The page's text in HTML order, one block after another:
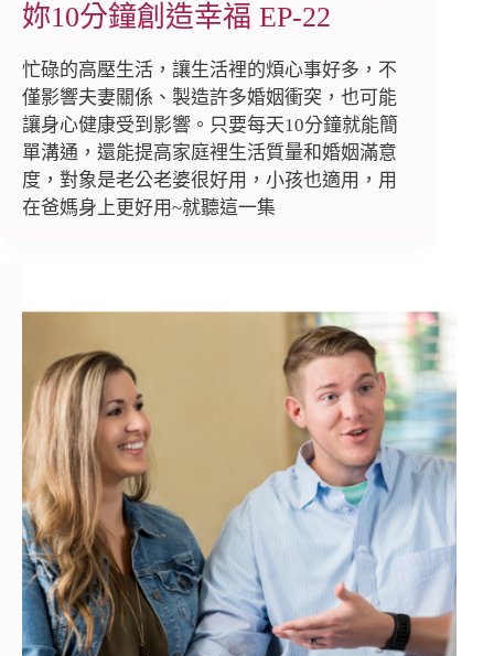
妳10分鐘創造幸福 EP-22
忙碌的高壓生活，讓生活裡的煩心事好多，不
僅影響夫妻關係、製造許多婚姻衝突，也可能
讓身心健康受到影響。只要每天10分鐘就能簡
單溝通，還能提高家庭裡生活質量和婚姻滿意
度，對象是老公老婆很好用，小孩也適用，用
在爸媽身上更好用~就聽這一集